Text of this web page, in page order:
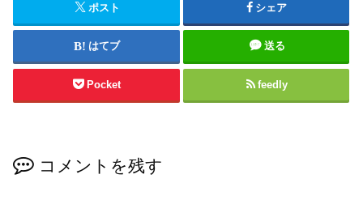
ポスト シェア
はてブ 送る
Pocket feedly
コメントを残す